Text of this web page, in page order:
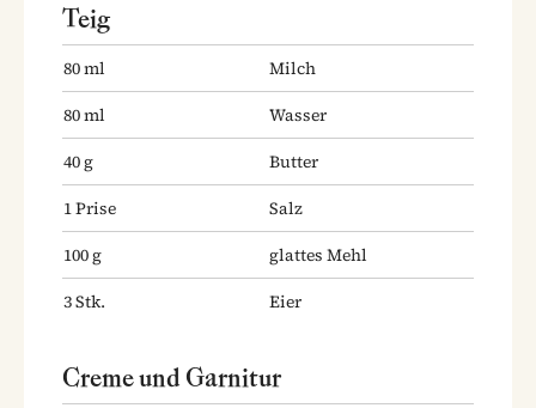
Teig
80ml
Milch
80ml
Wasser
40g
Butter
1Prise
Salz
100g
glattes Mehl
3Stk. Eier
Creme und Garnitur